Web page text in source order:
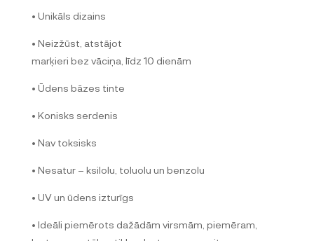
• Unikāls dizains
• Neizžūst, atstājot
marķieri bez vāciņa, līdz 10 dienām
• Ūdens bāzes tinte
• Konisks serdenis
• Nav toksisks
• Nesatur – ksilolu, toluolu un benzolu
• UV un ūdens izturīgs
• Ideāli piemērots dažādām virsmām, piemēram,